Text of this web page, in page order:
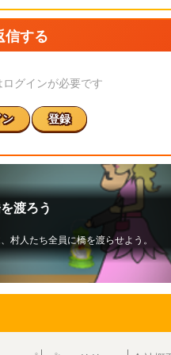
信する
グインが必要です
登録